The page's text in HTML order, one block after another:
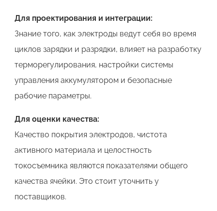
Для проектирования и интеграции:
Знание того, как электроды ведут себя во время
циклов зарядки и разрядки, влияет на разработку
терморегулирования, настройки системы
управления аккумулятором и безопасные
рабочие параметры.
Для оценки качества:
Качество покрытия электродов, чистота
активного материала и целостность
токосъемника являются показателями общего
качества ячейки. Это стоит уточнить у
поставщиков.